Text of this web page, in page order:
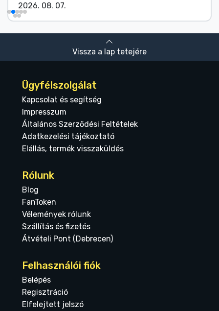
2026. 08. 07.
Vissza a lap tetejére
Ügyfélszolgálat
Kapcsolat és segítség
Impresszum
Általános Szerződési Feltételek
Adatkezelési tájékoztató
Elállás, termék visszaküldés
Rólunk
Blog
FanToken
Vélemények rólunk
Szállítás és fizetés
Átvételi Pont (Debrecen)
Felhasználói fiók
Belépés
Regisztráció
Elfelejtett jelszó